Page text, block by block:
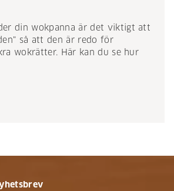
din wokpanna är det viktigt att
så att den är redo för
wokrätter. Här kan du se hur